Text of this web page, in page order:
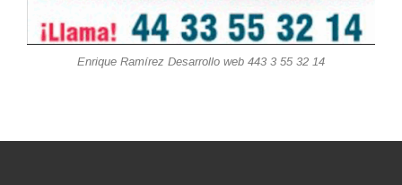
Enrique Ramírez Desarrollo web 443 3 55 32 14